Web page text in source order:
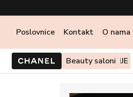
Poslovnice Kontakt O nama
Beauty saloni
PONUDE I AKCIJE